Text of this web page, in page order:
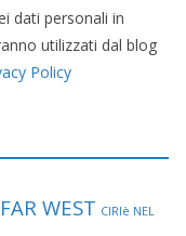
dati personali in
utilizzati dal blog
Policy
WEST CIRIè NEL